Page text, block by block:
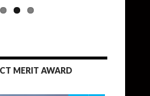
MERIT AWARD